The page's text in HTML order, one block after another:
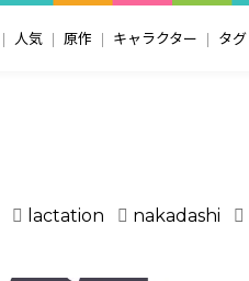
人気 原作 キャラクター タグ
lactation nakadashi